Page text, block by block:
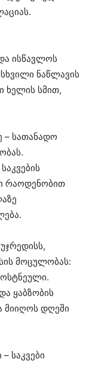
ისწავლოს
ნაწლავის
ხელის სმით,
– სათანადო
რაოდენობით
მოცულობას:
ყაბზობის
მიიღოს დღეში
საკვები